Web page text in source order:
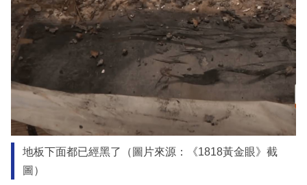
地板下面都已經黑了（圖片來源：《1818黃金眼》截
圖）